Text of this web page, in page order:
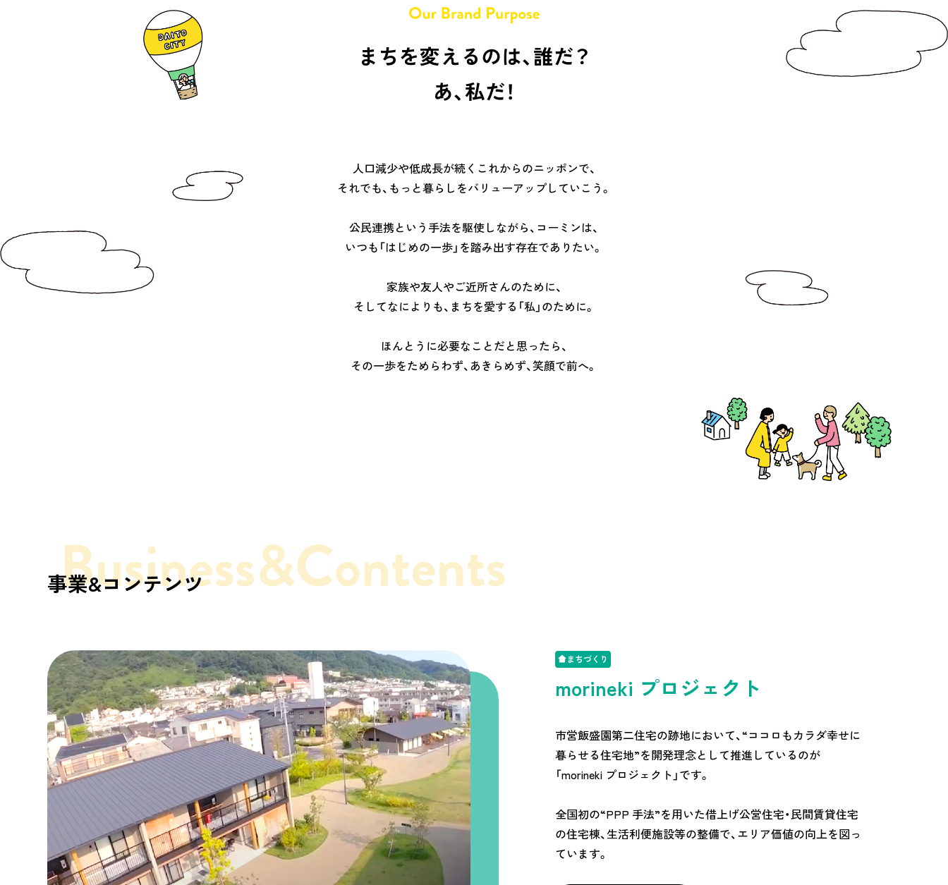
まちを変えるのは、誰だ？
あ、私だ！
人口減少や低成長が続くこれからのニッポンで、
それでも、もっと暮らしをバリューアップしていこう。
公民連携という手法を駆使しながら、 コーミンは、
いつも「はじめの一歩」を踏み出す存在でありたい。
家族や友人やご近所さんのために、
そしてなによりも、 まちを愛する「私」のために。
ほんとうに必要なことだと思ったら、
その一歩をためらわず、あきらめず、笑顔で前へ。
事業&コンテンツ
morineki プロジェクト
市営飯盛園第二住宅の跡地において、“ココロもカラダ幸せに
暮らせる住宅地”を開発理念として推進しているのが
「morineki プロジェクト」です。
全国初の“PPP 手法”を用いた借上げ公営住宅・民間賃貸住宅
の住宅棟、生活利便施設等の整備で、エリア価値の向上を図っ
ています。